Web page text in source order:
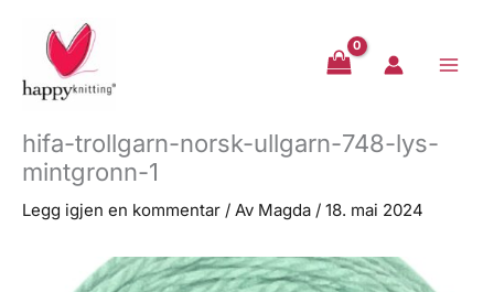
innholdet
hifa-trollgarn-norsk-ullgarn-748-lys-
mintgronn-1
Legg igjen en kommentar / Av Magda / 18. mai 2024